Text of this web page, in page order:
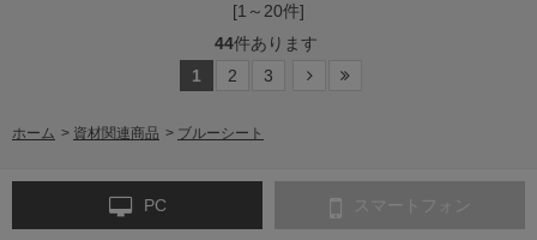
[1～20件]
44件あります
1
2 3
ホーム > 資材関連商品 > ブルーシート
PC スマートフォン